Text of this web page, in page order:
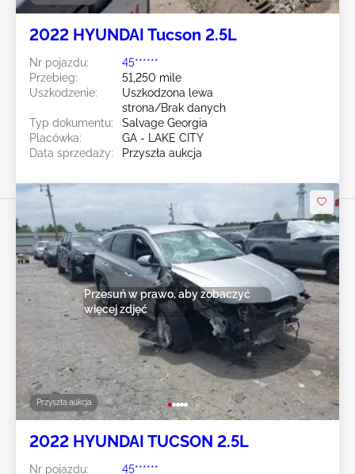
2022 HYUNDAI Tucson 2.5L
Nr pojazdu:
45******
Przebieg:
51,250 mile
Uszkodzenie:
Uszkodzona lewa
strona/Brak danych
Typ dokumentu:
Salvage Georgia
Placówka:
GA - LAKE CITY
Data sprzedaży:
Przyszła aukcja
Przyszła aukcja
Przesuń w prawo, aby zobaczyć
więcej zdjęć
2022 HYUNDAI TUCSON 2.5L
Nr pojazdu: 45******